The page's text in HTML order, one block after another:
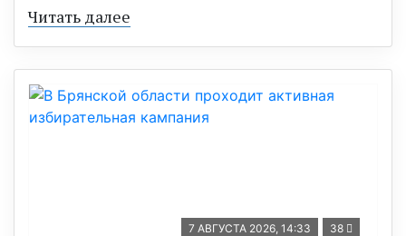
Читать далее
7 АВГУСТА 2026, 14:33 38